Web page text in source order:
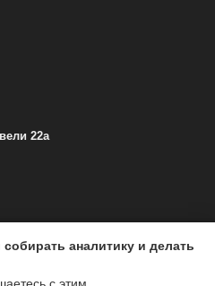
22а
аналитику и делать